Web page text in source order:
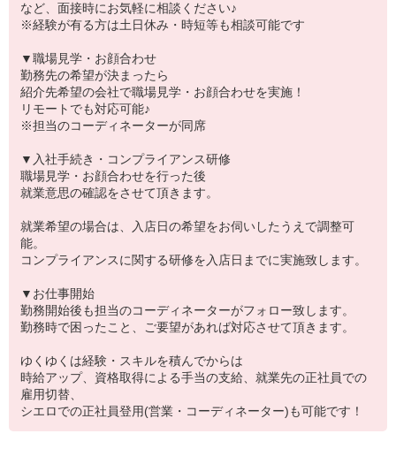
など、面接時にお気軽に相談ください♪
※経験が有る方は土日休み・時短等も相談可能です
▼職場見学・お顔合わせ
勤務先の希望が決まったら
紹介先希望の会社で職場見学・お顔合わせを実施！
リモートでも対応可能♪
※担当のコーディネーターが同席
▼入社手続き・コンプライアンス研修
職場見学・お顔合わせを行った後
就業意思の確認をさせて頂きます。
就業希望の場合は、入店日の希望をお伺いしたうえで調整可
能。
コンプライアンスに関する研修を入店日までに実施致します。
▼お仕事開始
勤務開始後も担当のコーディネーターがフォロー致します。
勤務時で困ったこと、ご要望があれば対応させて頂きます。
ゆくゆくは経験・スキルを積んでからは
時給アップ、資格取得による手当の支給、就業先の正社員での
雇用切替、
シエロでの正社員登用(営業・コーディネーター)も可能です！